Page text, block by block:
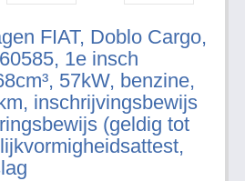
FIAT, Doblo Cargo,
1e insch
57kW, benzine,
inschrijvingsbewijs
(geldig tot